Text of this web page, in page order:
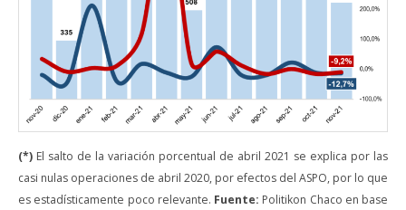
(*) El salto de la variación porcentual de abril 2021 se explica por las
casi nulas operaciones de abril 2020, por efectos del ASPO, por lo que
es estadísticamente poco relevante. Fuente: Politikon Chaco en base